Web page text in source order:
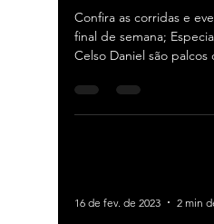
Confira as corridas e
final de semana;
Celso Daniel são palcos
16 de fev. de 2023 2 min